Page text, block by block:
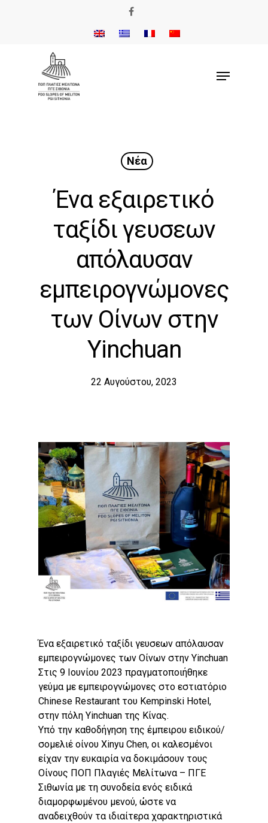
Νέα
Ένα εξαιρετικό
ταξίδι γευσεων
απόλαυσαν
εμπειρογνώμονες
των Οίνων στην
Yinchuan
22 Αυγούστου, 2023
Ένα εξαιρετικό ταξίδι γευσεων απόλαυσαν
εμπειρογνώμονες των Οίνων στην Yinchuan
Στις 9 Ιουνίου 2023 πραγματοποιήθηκε
γεύμα με εμπειρογνώμονες στο εστιατόριο
Chinese Restaurant του Kempinski Hotel,
στην πόλη Yinchuan της Κίνας.
Υπό την καθοδήγηση της έμπειρου ειδικού/
σομελιέ οίνου Xinyu Chen, οι καλεσμένοι
είχαν την ευκαιρία να δοκιμάσουν τους
Οίνους ΠΟΠ Πλαγιές Μελίτωνα – ΠΓΕ
Σιθωνία με τη συνοδεία ενός ειδικά
διαμορφωμένου μενού, ώστε να
αναδειχθούν τα ιδιαίτερα χαρακτηριστικά